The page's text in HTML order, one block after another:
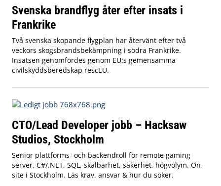
Svenska brandflyg åter efter insats i
Frankrike
Två svenska skopande flygplan har återvänt efter två
veckors skogsbrandsbekämpning i södra Frankrike.
Insatsen genomfördes genom EU:s gemensamma
civilskyddsberedskap rescEU.
CTO/Lead Developer jobb – Hacksaw
Studios, Stockholm
Senior plattforms- och backendroll för remote gaming
server. C#/.NET, SQL, skalbarhet, säkerhet, högvolym. On-
site i Stockholm. Läs krav, ansvar & hur du söker.